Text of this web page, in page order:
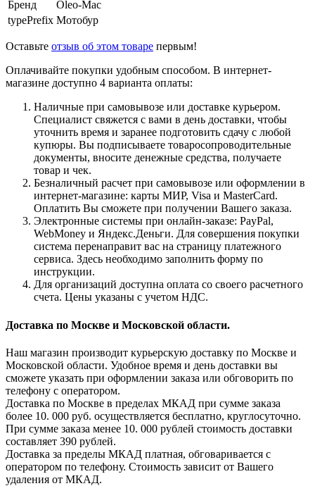
Бренд
Oleo-Mac
typePrefix Мотобур
Оставьте отзыв об этом товаре первым!
Оплачивайте покупки удобным способом. В интернет-
магазине доступно 4 варианта оплаты:
Наличные при самовывозе или доставке курьером.
Специалист свяжется с вами в день доставки, чтобы
уточнить время и заранее подготовить сдачу с любой
купюры. Вы подписываете товаросопроводительные
документы, вносите денежные средства, получаете
товар и чек.
Безналичный расчет при самовывозе или оформлении в
интернет-магазине: карты МИР, Visa и MasterCard.
Оплатить Вы сможете при получении Вашего заказа.
Электронные системы при онлайн-заказе: PayPal,
WebMoney и Яндекс.Деньги. Для совершения покупки
система перенаправит вас на страницу платежного
сервиса. Здесь необходимо заполнить форму по
инструкции.
Для организаций доступна оплата со своего расчетного
счета. Цены указаны с учетом НДС.
Доставка по Москве и Московской области.
Наш магазин производит курьерскую доставку по Москве и
Московской области. Удобное время и день доставки вы
сможете указать при оформлении заказа или обговорить по
телефону с оператором.
Доставка по Москве в пределах МКАД при сумме заказа
более 10. 000 руб. осуществляется бесплатно, круглосуточно.
При сумме заказа менее 10. 000 рублей стоимость доставки
составляет 390 рублей.
Доставка за пределы МКАД платная, обговаривается с
оператором по телефону. Стоимость зависит от Вашего
удаления от МКАД.